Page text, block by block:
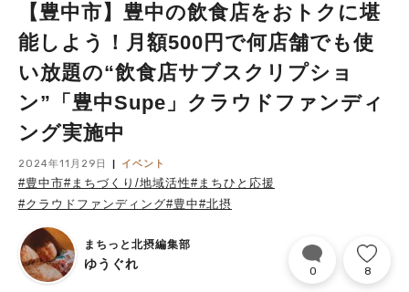
【豊中市】豊中の飲食店をおトクに堪
能しよう！月額500円で何店舗でも使
い放題の“飲食店サブスクリプショ
ン”「豊中Supe」クラウドファンディ
ング実施中
2024年11月29日 イベント
#豊中市#まちづくり/地域活性#まちひと応援
#クラウドファンディング#豊中#北摂
まちっと北摂編集部
ゆうぐれ 0 8